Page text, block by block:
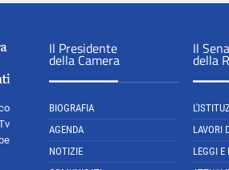
Il Presidente
della Camera
BIOGRAFIA
AGENDA
NOTIZIE
Il
della
LAVORI
LEGGI E